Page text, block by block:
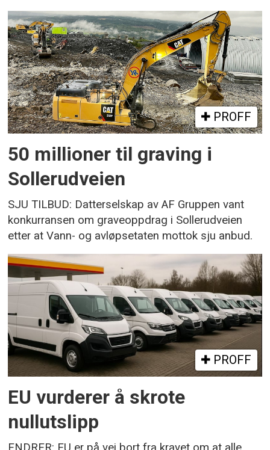
PROFF
50 millioner til graving i
Sollerudveien
SJU TILBUD: Datterselskap av AF Gruppen vant
konkurransen om graveoppdrag i Sollerudveien
etter at Vann- og avløpsetaten mottok sju anbud.
PROFF
EU vurderer å skrote
nullutslipp